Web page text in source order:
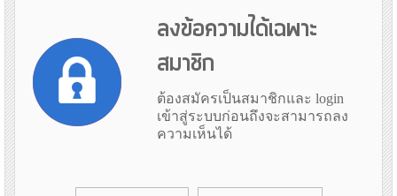
ลงข้อความได้เฉพาะ
สมาชิก
ต้องสมัครเป็นสมาชิกและ login
เข้าสู่ระบบก่อนถึงจะสามารถลง
ความเห็นได้